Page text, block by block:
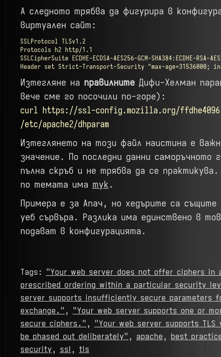
А следното трябва да фигурира в
виртуален сайт:
SSLProtocol TLSv1.2
Protocols h2 http/1.1
SSLCipherSuite ECDHE-ECDSA-AES256-GCM-SHA384:ECDHE-RSA-
Header set Strict-Transport-Security "max-age=31536000;
Изтегляне на правилните Дифи-Хелман
вече сме го посочили по-горе):
curl https://ssl-config.mozilla.org/
/etc/apache2/dhparam
Изтеглянето на този файл наистина е
значение. По последни данни саморъчното
пълна скръб и не трябва да се
по темата има тук.
Примера е за Апач, но хедърите са същите
уеб сървъра. Разлика има единствено в
подават в конфигурацията.
Tags:
"Your web server does not offer ciphers in
prescribed ordering within a particular security
server supports insufficiently secure parameters
exchange." ,
"Your web server supports one or
secure ciphers." ,
"Your web server supports
be phased out deliberately" , apache , best
security , ssl , tls